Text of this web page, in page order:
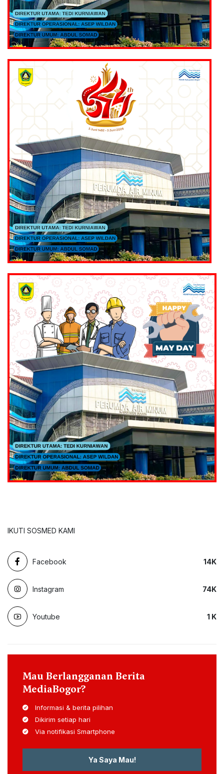
IKUTI SOSMED KAMI
Facebook 14K
Instagram 74K
Youtube 1 K
Mau Berlangganan Berita
MediaBogor?
Informasi & berita pilihan
Dikirim setiap hari
Via notifikasi Smartphone
Ya Saya Mau!